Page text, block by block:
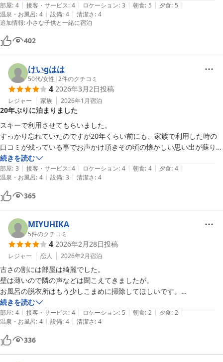
り、階段しかないのがちょっと不便。大きな荷物は、ロビーに自己責任
で置いといても良いとの事で、運ぶのが大変なのでロビーに置かせて頂
きました。
部屋は二間続きの大部屋だったので家族５人でも狭さは感じません。布
団敷きや連泊の部屋掃除などはありませんが、逆に誰も入ることがない
飛び散ってとても使いづらかったです。コンセントの数が今の時代とし
ては少なくて、５人居ると不便。
食事は種類も豊富で、手作り感も感じられ、とても好印象でした。ソフ
トドリンクを有料で頼みましたが、コップが水飲み用の小さなコップだ
ったので割高でガッカリ…お風呂はオススメされた離れの露天に行った
が、行くまでも極寒、洗い場も一応建物内ではあるものの一度外に出て
からなので極寒で戻る勇気もなく凍えながら入りました。雪見風呂で風
情ありますが、本館で洗い、ゆっくり体を暖めてから離れの露天にに行
くのがオススメです。本館のお風呂にもちょっとした露天もあり、個人
的にはそれだけでも十分でした。
レンタルが道路挟んだ向かい側でちょっと危険でしたが、最初と最後だ
けであとは地下の乾燥室を使えるので便利！苗場までの送迎も付いてる
のでスキー利用としても不便なく、有り難い。
総合的にコスパは良く、旅館の方も丁寧な対応で悪い印象はありませ
ん。
部屋: 4 | 接客・サービス: 4 | ロケーション: 3 | 朝食: 5 | 夕食: 5 |
温泉・お風呂: 4 | 設備: 4 | 清潔さ: 4
追加情報:小さな子供と一緒に宿泊
402
けいgはは
50代/女性 |2件のクチコミ
4 2026年3月2日投稿
レジャー 家族 2026年1月宿泊
20年ぶりに泊まりました
スキーで利用させてもらいました。
すっかり忘れていたのですが20年くらい前にも、家族で利用した時の
口コミが残っている事でお声かけ頂きその頃の懐かしい思い出が蘇りま
した。
設備などやはり年月を感じますが、掃除も行き届いており従業員の皆様
の接客も丁寧で感じ良かったので満足です。
温泉もあまり人と被らずゆっくり入れました。
食事もバイキングなので色々食べれて、ご飯も美味しく満足です。
また機会ありましたら利用させてもらいたいです。
お世話になりました。
続きを読む
部屋: 3 | 接客・サービス: 4 | ロケーション: 4 | 朝食: 4 | 夕食: 4 |
温泉・お風呂: 4 | 設備: 3 | 清潔さ: 4
365
MIYUHIKA
5件のクチコミ
4 2026年2月28日投稿
レジャー 恋人 2026年2月宿泊
古さの割には部屋は綺麗でした。
壁は薄いので隣の声などは聞こえてきましたが。
お風呂の脱衣所はもう少しこまめに掃除してほしいです。
髪の毛がすごかったです。
置いてあるクイックルワイパーで取りました。
食事がもう少し品数があればよいですね。
子供が好きなメニューばかりでした。
朝食は２日間全く同じで残念。
続きを読む
部屋: 4 | 接客・サービス: 4 | ロケーション: 5 | 朝食: 2 | 夕食: 2 |
温泉・お風呂: 4 | 設備: 4 | 清潔さ: 4
336